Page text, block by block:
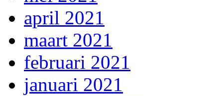
april 2021
maart 2021
februari 2021
januari 2021